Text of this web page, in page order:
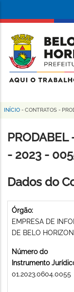
conteúdo
principal
da
Prefeitura
de
Horizonte
Trilha
de
navegação
INÍCIO - CONTRATOS -
PRODABEL
- 2023 -
Dados do
Órgão:
EMPRESA DE
DE BELO
Número do
Instrumento
01.2023.0604.0055